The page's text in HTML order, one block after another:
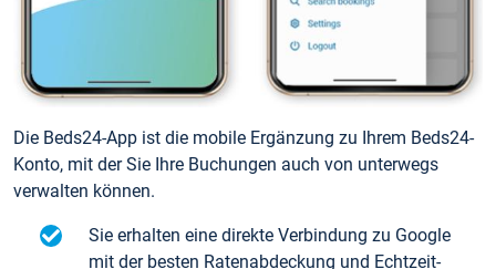
Die Beds24-App ist die mobile Ergänzung zu Ihrem Beds24-
Konto, mit der Sie Ihre Buchungen auch von unterwegs
verwalten können.
Sie erhalten eine direkte Verbindung zu Google
mit der besten Ratenabdeckung und Echtzeit-